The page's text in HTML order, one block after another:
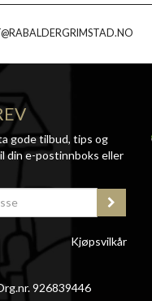
gode tilbud, tips og
din e-postinnboks eller
Kjøpsvilkår
926839446